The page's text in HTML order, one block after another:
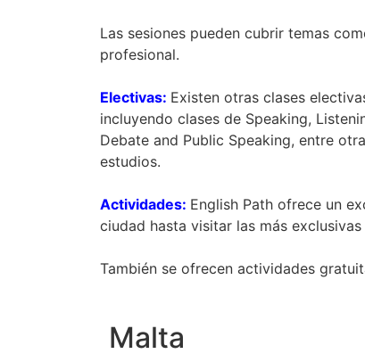
Las sesiones pueden cubrir temas
profesional.
Electivas: Existen otras clases
incluyendo clases de Speaking,
Debate and Public Speaking, entre
estudios.
Actividades: English Path ofrece un
ciudad hasta visitar las más
También se ofrecen actividades
Malta